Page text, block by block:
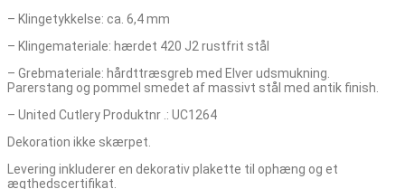
– Klingetykkelse: ca. 6,4 mm
– Klingemateriale: hærdet 420 J2 rustfrit stål
– Grebmateriale: hårdttræsgreb med Elver udsmukning.
Parerstang og pommel smedet af massivt stål med antik finish.
– United Cutlery Produktnr .: UC1264
Dekoration ikke skærpet.
Levering inkluderer en dekorativ plakette til ophæng og et
ægthedscertifikat.